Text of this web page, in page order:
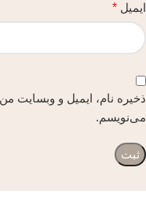
ایمیل *
ذخیره نام، ایمیل و وبسایت
می‌نویسم.